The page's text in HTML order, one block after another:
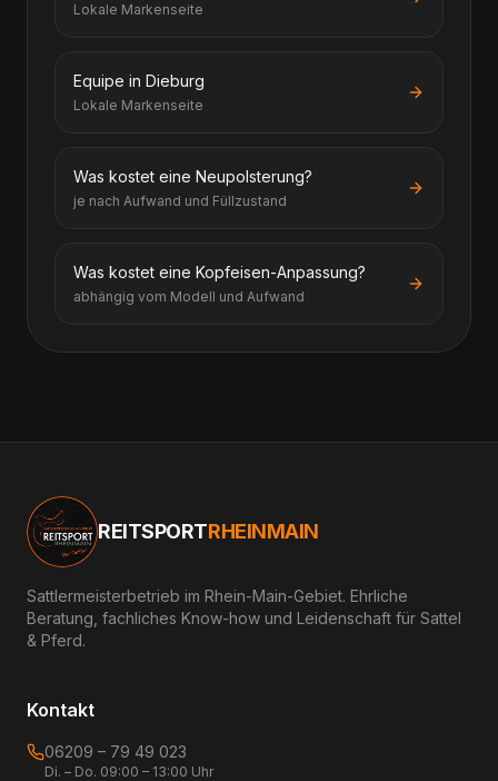
Lokale Markenseite
Equipe in Dieburg
Lokale Markenseite
Was kostet eine Neupolsterung?
je nach Aufwand und Füllzustand
Was kostet eine Kopfeisen-Anpassung?
abhängig vom Modell und Aufwand
REITSPORTRHEINMAIN
Sattlermeisterbetrieb im Rhein-Main-Gebiet. Ehrliche
Beratung, fachliches Know-how und Leidenschaft für Sattel
& Pferd.
Kontakt
06209 – 79 49 023
Di. – Do. 09:00 – 13:00 Uhr